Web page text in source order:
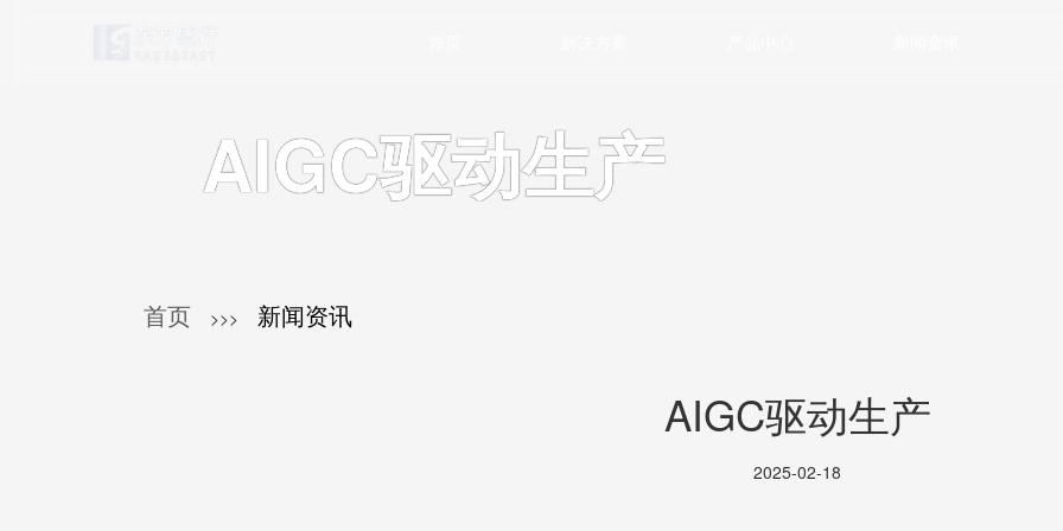
AIGC驱动生产
首页 >>> 新闻资讯
AIGC驱动生产
2025-02-18